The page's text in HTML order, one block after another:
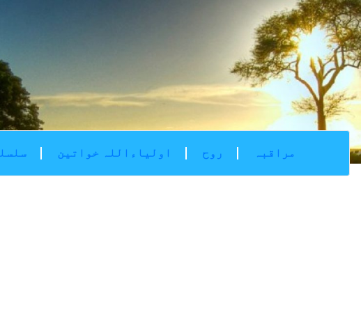
اولیاءاللہ خواتین روح مراقبہ